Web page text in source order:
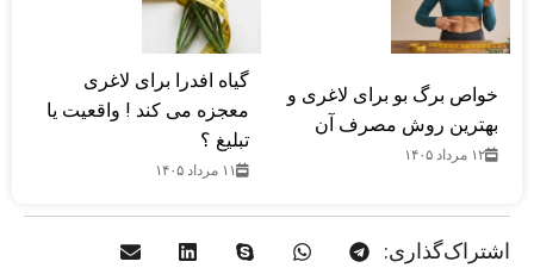
خواص برگ بو برای لاغری و
بهترین روش مصرف آن
۱۲ مرداد ۱۴۰۵
گیاه افدرا برای لاغری
معجزه می کند ! واقعیت یا
تبلیغ ؟
۱۱ مرداد ۱۴۰۵
اشتراک‌گذاری: